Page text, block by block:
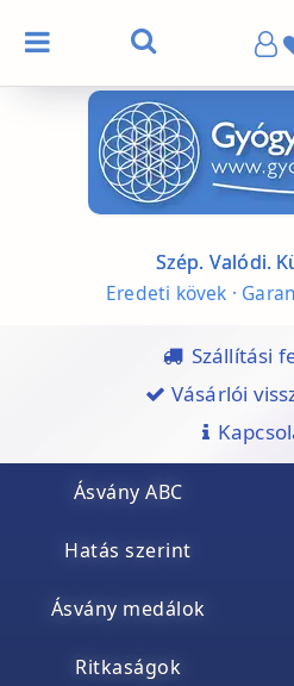
Szép. Valódi.
Eredeti kövek ·
Szállítási
Vásárlói
Ásvány ABC
Hatás szerint
Ásvány medálok
Ritkaságok